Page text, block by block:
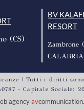
(CS)
BV
RESORT
Zambrone
CALABRIA
| Tutti i diritti
- Capitale Sociale:
agencyav